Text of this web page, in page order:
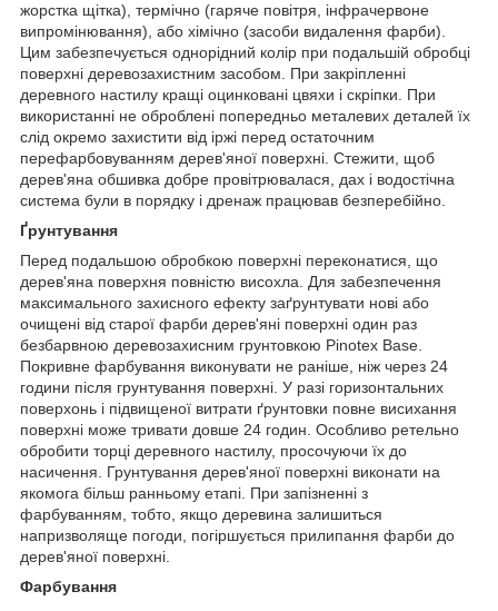
жорстка щітка), термічно (гаряче повітря, інфрачервоне
випромінювання), або хімічно (засоби видалення фарби).
Цим забезпечується однорідний колір при подальшій обробці
поверхні деревозахистним засобом. При закріпленні
деревного настилу кращі оцинковані цвяхи і скріпки. При
використанні не оброблені попередньо металевих деталей їх
слід окремо захистити від іржі перед остаточним
перефарбовуванням дерев'яної поверхні. Стежити, щоб
дерев'яна обшивка добре провітрювалася, дах і водостічна
система були в порядку і дренаж працював безперебійно.
Ґрунтування
Перед подальшою обробкою поверхні переконатися, що
дерев'яна поверхня повністю висохла. Для забезпечення
максимального захисного ефекту заґрунтувати нові або
очищені від старої фарби дерев'яні поверхні один раз
безбарвною деревозахисним грунтовкою Pinotex Base.
Покривне фарбування виконувати не раніше, ніж через 24
години після грунтування поверхні. У разі горизонтальних
поверхонь і підвищеної витрати ґрунтовки повне висихання
поверхні може тривати довше 24 годин. Особливо ретельно
обробити торці деревного настилу, просочуючи їх до
насичення. Грунтування дерев'яної поверхні виконати на
якомога більш ранньому етапі. При запізненні з
фарбуванням, тобто, якщо деревина залишиться
напризволяще погоди, погіршується прилипання фарби до
дерев'яної поверхні.
Фарбування